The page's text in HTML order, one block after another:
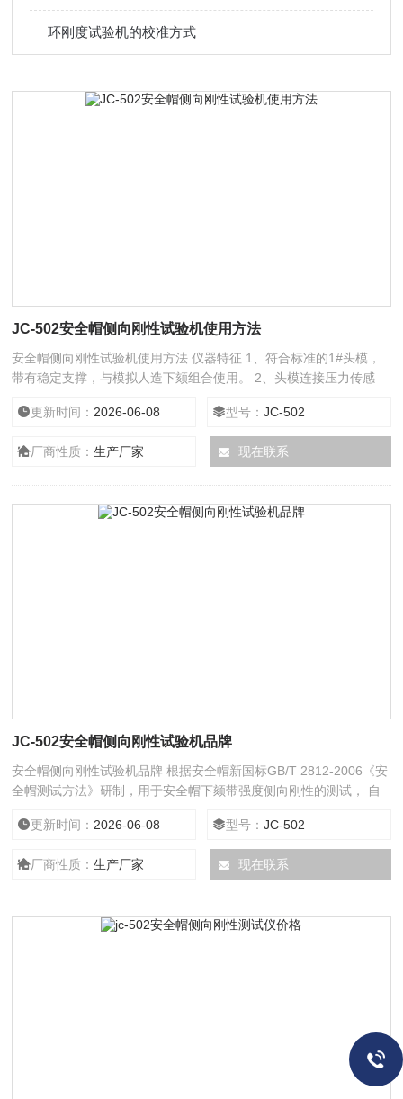
环刚度试验机的校准方式
JC-502安全帽侧向刚性试验机使用方法
安全帽侧向刚性试验机使用方法 仪器特征 1、符合标准的1#头模，
带有稳定支撑，与模拟人造下颏组合使用。 2、头模连接压力传感
更新时间： 2026-06-08 型号：JC-502
厂商性质：生产厂家 现在联系
JC-502安全帽侧向刚性试验机品牌
安全帽侧向刚性试验机品牌 根据安全帽新国标GB/T 2812-2006《安
全帽测试方法》研制，用于安全帽下颏带强度侧向刚性的测试， 自
产企业、各大质检单位及建筑工程检测站。
更新时间： 2026-06-08 型号：JC-502
厂商性质：生产厂家 现在联系